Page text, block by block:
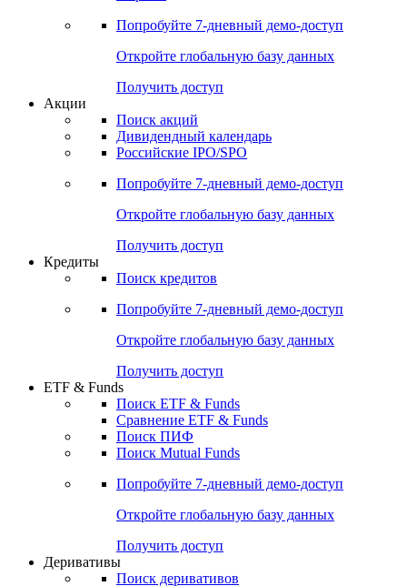
Cbonds Pages
Опросы
Попробуйте7-дневный
Откройте глобальную базу данных
Получить доступ
Поиск акций
Российские IPO/SPO
Попробуйте7-дневный
Откройте глобальную базу данных
Получить доступ
Поиск кредитов
Попробуйте7-дневный
Откройте глобальную базу данных
Получить доступ
ETF & Funds
Сравнение ETF & Funds
Поиск Mutual Funds
Попробуйте7-дневный
Откройте глобальную базу данных